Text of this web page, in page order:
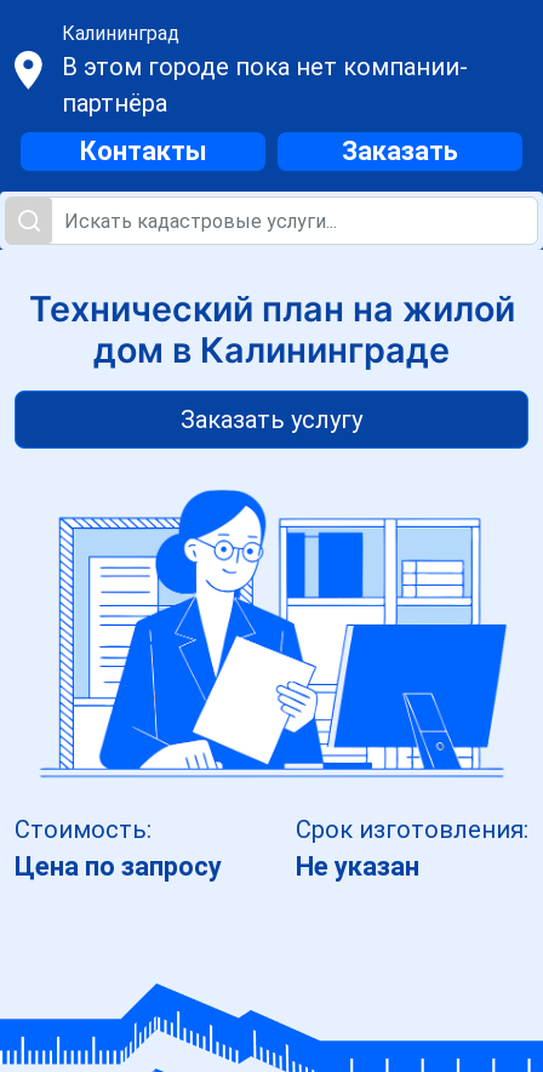
Калининград
В этом городе пока нет компании-
партнёра
Контакты Заказать
Технический план на жилой
дом в Калининграде
Заказать услугу
Стоимость:
Цена по запросу
Срок изготовления:
Не указан